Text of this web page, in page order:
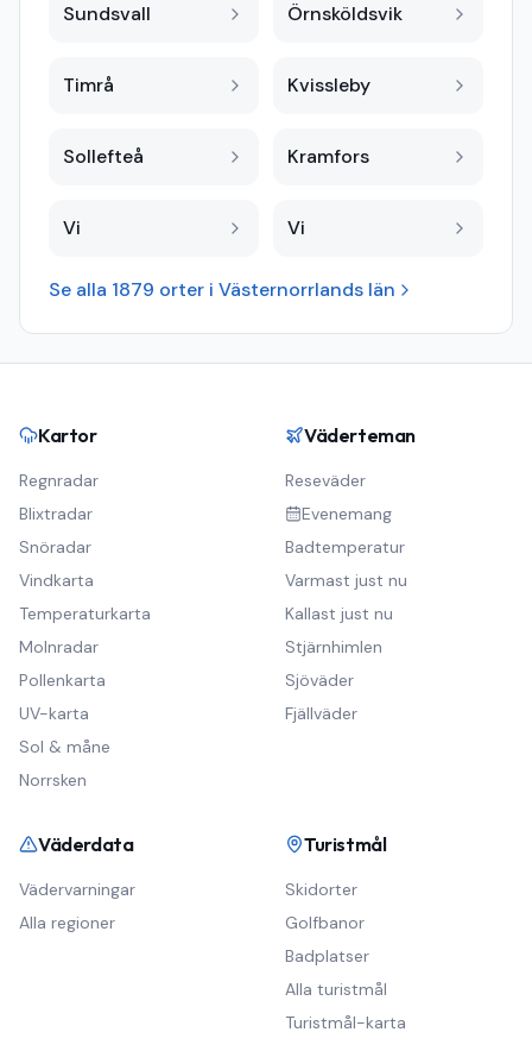
Sundsvall Örnsköldsvik
Timrå Kvissleby
Sollefteå Kramfors
Vi Vi
Se alla 1879 orter i Västernorrlands län
Kartor
Regnradar
Blixtradar
Snöradar
Vindkarta
Temperaturkarta
Molnradar
Pollenkarta
UV-karta
Sol & måne
Norrsken
Väderteman
Reseväder
Evenemang
Badtemperatur
Varmast just nu
Kallast just nu
Stjärnhimlen
Sjöväder
Fjällväder
Väderdata
Vädervarningar
Alla regioner
Turistmål
Skidorter
Golfbanor
Badplatser
Alla turistmål
Turistmål-karta